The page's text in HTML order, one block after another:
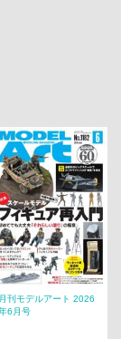
月刊モデルアート 2026
6月号